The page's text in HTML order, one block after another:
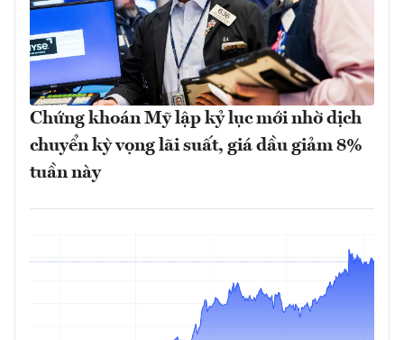
Chứng khoán Mỹ lập kỷ lục mới nhờ dịch
chuyển kỳ vọng lãi suất, giá dầu giảm 8%
tuần này